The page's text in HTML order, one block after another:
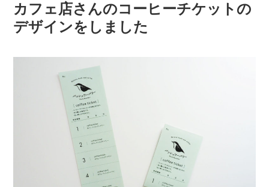
カフェ店さんのコーヒーチケットの
デザインをしました